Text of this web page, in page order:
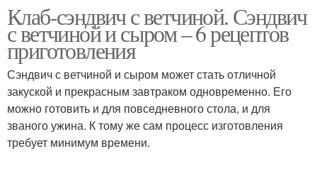
Сэндвич с тунцом Сэндвич с курицей
Сэндвич с бананами Горячий сэндвич
Клаб-сэндвич с ветчиной. Сэндвич
с ветчиной и сыром – 6 рецептов
приготовления
Сэндвич с ветчиной и сыром может стать отличной
закуской и прекрасным завтраком одновременно. Его
можно готовить и для повседневного стола, и для
званого ужина. К тому же сам процесс изготовления
требует минимум времени.